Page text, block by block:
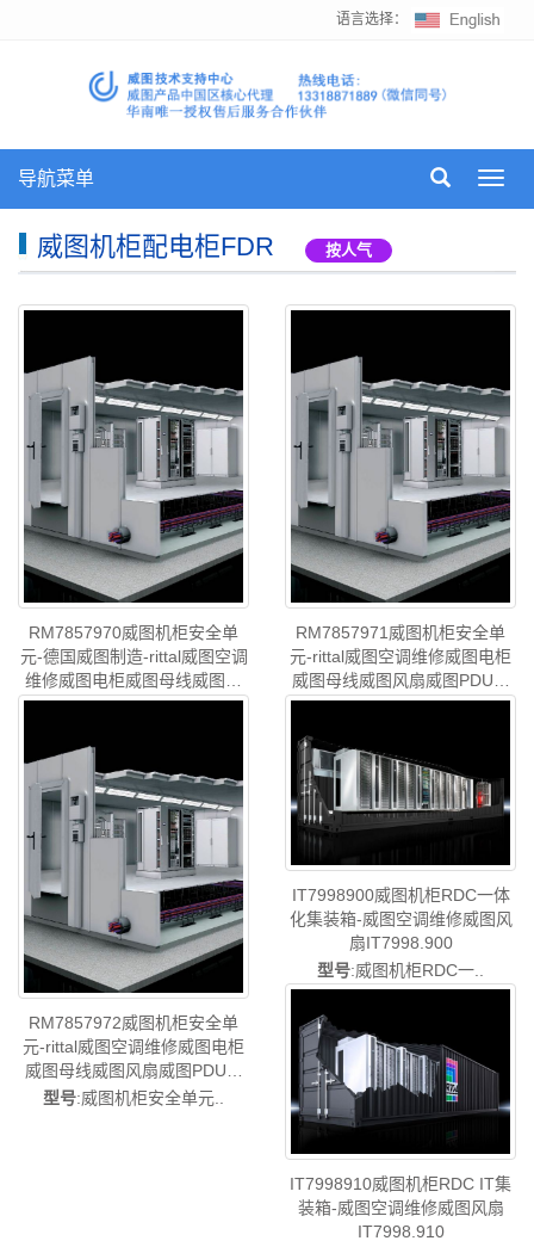
语言选择：
导航菜单
威图机柜配电柜FDR 按人气
RM7857970威图机柜安全单
元-德国威图制造-rittal威图空调
维修威图电柜威图母线威图风
扇威图PDU威图售后
RM7857971威图机柜安全单
元-rittal威图空调维修威图电柜
威图母线威图风扇威图PDU威
图售后RM7857.971
RM7857972威图机柜安全单
元-rittal威图空调维修威图电柜
威图母线威图风扇威图PDU威
图售后RM7857.972
型号:威图机柜安全单元..
IT7998900威图机柜RDC一体
化集装箱-威图空调维修威图风
扇IT7998.900
型号:威图机柜RDC一..
IT7998910威图机柜RDC IT集
装箱-威图空调维修威图风扇
IT7998.910